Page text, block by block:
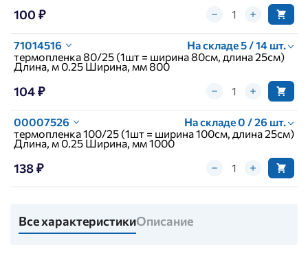
100 ₽
71014516
На складе 5 / 14 шт.
термопленка 80/25 (1шт = ширина 80см, длина 25см)
Длина, м 0.25 Ширина, мм 800
104 ₽
00007526
На складе 0 / 26 шт.
термопленка 100/25 (1шт = ширина 100см, длина 25см)
Длина, м 0.25 Ширина, мм 1000
138 ₽
Все характеристикиОписание